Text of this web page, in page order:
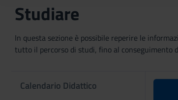
Studiare
In questa sezione è possibile reperire le
tutto il percorso di studi, fino al conseguimento
Calendario Didattico